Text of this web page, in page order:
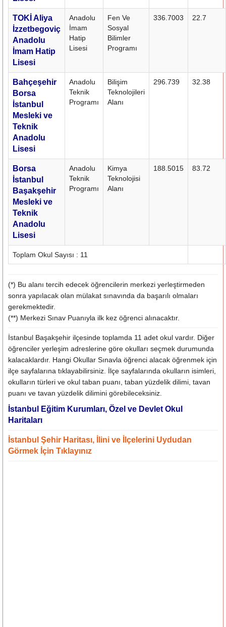
TOKİ Aliya
İzzetbegoviç
Anadolu
İmam Hatip
Lisesi
Anadolu
İmam
Hatip
Lisesi
Fen Ve
Sosyal
Bilimler
Programı
336.7003 22.7
Bahçeşehir
Borsa
İstanbul
Mesleki ve
Teknik
Anadolu
Lisesi
Anadolu
Teknik
Programı
Bilişim
Teknolojileri
Alanı
296.739 32.38
Borsa
İstanbul
Başakşehir
Mesleki ve
Teknik
Anadolu
Lisesi
Anadolu
Teknik
Programı
Kimya
Teknolojisi
Alanı
188.5015 83.72
Toplam Okul Sayısı : 11
(*) Bu alanı tercih edecek öğrencilerin merkezi yerleştirmeden
sonra yapılacak olan mülakat sınavında da başarılı olmaları
gerekmektedir.
(**) Merkezi Sınav Puanıyla ilk kez öğrenci alınacaktır.
İstanbul Başakşehir ilçesinde toplamda 11 adet okul vardır. Diğer
öğrenciler yerleşim adreslerine göre okulları seçmek durumunda
kalacaklardır. Hangi Okullar Sınavla öğrenci alacak öğrenmek için
ilçe sayfalarına tıklayabilirsiniz. İlçe sayfalarında okulların isimleri,
okulların türleri ve okul taban puanı, taban yüzdelik dilimi, tavan
puanı ve tavan yüzdelik dilimini görebileceksiniz.
İstanbul Eğitim Kurumları, Özel ve Devlet Okul
Haritaları
İstanbul Şehir Haritası, İlini ve İlçelerini Uydudan
Görmek İçin Tıklayınız